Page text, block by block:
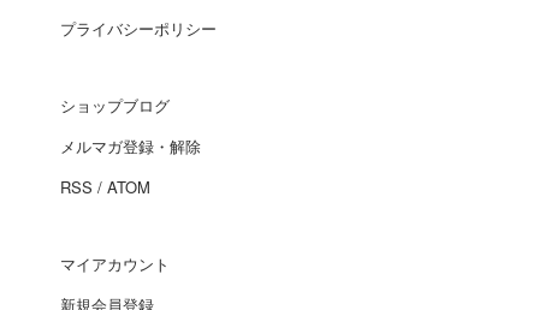
プライバシーポリシー
ショップブログ
メルマガ登録・解除
RSS / ATOM
マイアカウント
新規会員登録